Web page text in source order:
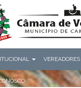
VEREADORES